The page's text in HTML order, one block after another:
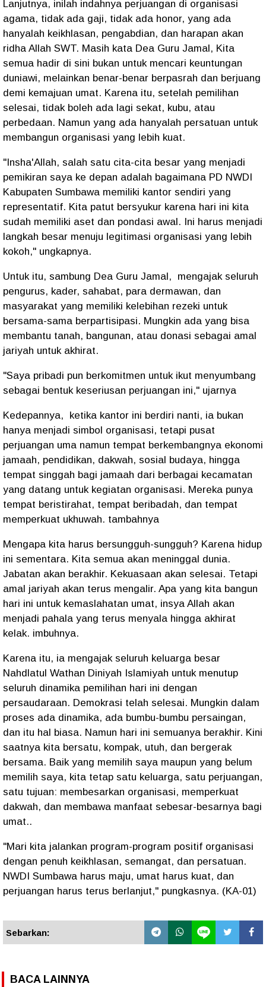
Lanjutnya, inilah indahnya perjuangan di organisasi
agama, tidak ada gaji, tidak ada honor, yang ada
hanyalah keikhlasan, pengabdian, dan harapan akan
ridha Allah SWT. Masih kata Dea Guru Jamal, Kita
semua hadir di sini bukan untuk mencari keuntungan
duniawi, melainkan benar-benar berpasrah dan berjuang
demi kemajuan umat. Karena itu, setelah pemilihan
selesai, tidak boleh ada lagi sekat, kubu, atau
perbedaan. Namun yang ada hanyalah persatuan untuk
membangun organisasi yang lebih kuat.
"Insha'Allah, salah satu cita-cita besar yang menjadi
pemikiran saya ke depan adalah bagaimana PD NWDI
Kabupaten Sumbawa memiliki kantor sendiri yang
representatif. Kita patut bersyukur karena hari ini kita
sudah memiliki aset dan pondasi awal. Ini harus menjadi
langkah besar menuju legitimasi organisasi yang lebih
kokoh," ungkapnya.
Untuk itu, sambung Dea Guru Jamal, mengajak seluruh
pengurus, kader, sahabat, para dermawan, dan
masyarakat yang memiliki kelebihan rezeki untuk
bersama-sama berpartisipasi. Mungkin ada yang bisa
membantu tanah, bangunan, atau donasi sebagai amal
jariyah untuk akhirat.
"Saya pribadi pun berkomitmen untuk ikut menyumbang
sebagai bentuk keseriusan perjuangan ini," ujarnya
Kedepannya, ketika kantor ini berdiri nanti, ia bukan
hanya menjadi simbol organisasi, tetapi pusat
perjuangan uma namun tempat berkembangnya ekonomi
jamaah, pendidikan, dakwah, sosial budaya, hingga
tempat singgah bagi jamaah dari berbagai kecamatan
yang datang untuk kegiatan organisasi. Mereka punya
tempat beristirahat, tempat beribadah, dan tempat
memperkuat ukhuwah. tambahnya
Mengapa kita harus bersungguh-sungguh? Karena hidup
ini sementara. Kita semua akan meninggal dunia.
Jabatan akan berakhir. Kekuasaan akan selesai. Tetapi
amal jariyah akan terus mengalir. Apa yang kita bangun
hari ini untuk kemaslahatan umat, insya Allah akan
menjadi pahala yang terus menyala hingga akhirat
kelak. imbuhnya.
Karena itu, ia mengajak seluruh keluarga besar
Nahdlatul Wathan Diniyah Islamiyah untuk menutup
seluruh dinamika pemilihan hari ini dengan
persaudaraan. Demokrasi telah selesai. Mungkin dalam
proses ada dinamika, ada bumbu-bumbu persaingan,
dan itu hal biasa. Namun hari ini semuanya berakhir. Kini
saatnya kita bersatu, kompak, utuh, dan bergerak
bersama. Baik yang memilih saya maupun yang belum
memilih saya, kita tetap satu keluarga, satu perjuangan,
satu tujuan: membesarkan organisasi, memperkuat
dakwah, dan membawa manfaat sebesar-besarnya bagi
umat..
"Mari kita jalankan program-program positif organisasi
dengan penuh keikhlasan, semangat, dan persatuan.
NWDI Sumbawa harus maju, umat harus kuat, dan
perjuangan harus terus berlanjut," pungkasnya. (KA-01)
Sebarkan:
BACA LAINNYA